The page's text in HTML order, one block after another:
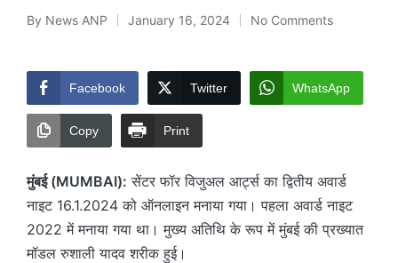
Posted
By News ANP January 16, 2024 No Comments
Facebook Twitter WhatsApp
Copy Print
मुंबई (MUMBAI): सेंटर फॉर विजुअल आर्ट्स का द्वितीय अवार्ड
नाइट 16.1.2024 को ऑनलाइन मनाया गया। पहला अवार्ड नाइट
2022 में मनाया गया था। मुख्य अतिथि के रूप में मुंबई की प्रख्यात
मॉडल रुशाली यादव शरीक हुई।